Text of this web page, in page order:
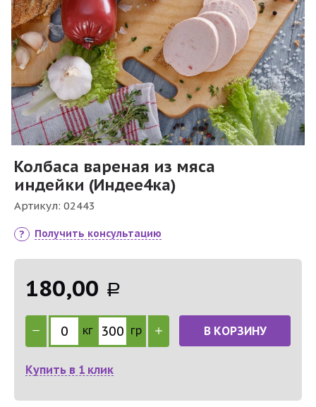
Колбаса вареная из мяса
индейки (Индее4ка)
Артикул: 02443
Получить консультацию
180,00 Р
кг гр В КОРЗИНУ
Купить в 1 клик